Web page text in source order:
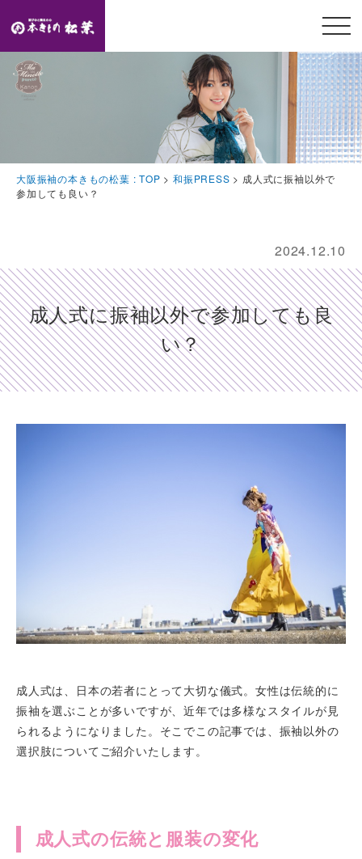
Feature
本きもの松葉の特徴
Collection
振袖コレクション
Plan
プラン
Shop list
Kimono Yuubi
メニ
ュー
開閉
大阪振袖の本きもの松葉 : TOP >和振PRESS > 成人式に振袖以外で
参加しても良い？
2024.12.10
成人式に振袖以外で参加しても良
い？
成人式は、日本の若者にとって大切な儀式。女性は伝統的に
振袖を選ぶことが多いですが、近年では多様なスタイルが見
られるようになりました。そこでこの記事では、振袖以外の
選択肢についてご紹介いたします。
成人式の伝統と服装の変化